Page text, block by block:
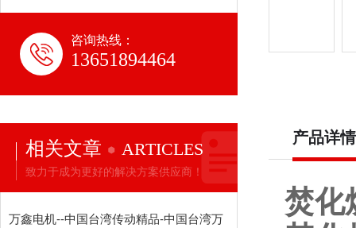
咨询热线：
13651894464
相关文章 ARTICLES
致力于成为更好的解决方案供应商！
万鑫电机--中国台湾传动精品-中国台湾万
产品详情
焚化